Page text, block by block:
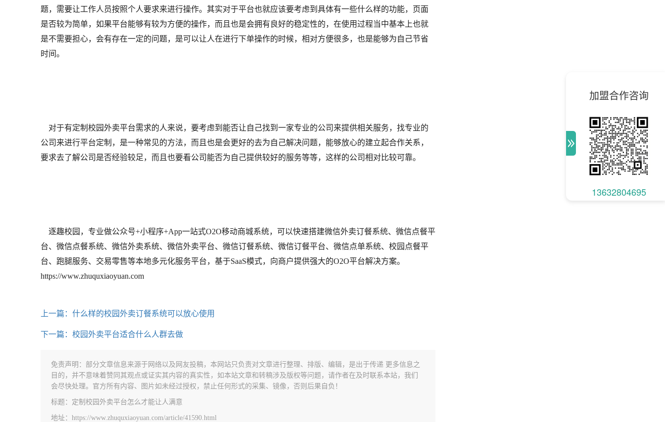
加盟合作咨询
13632804695
题，需要让工作人员按照个人要求来进行操作。其实对于平台也就应该要考虑到具体有一些什么样的功能，页面
是否较为简单，如果平台能够有较为方便的操作，而且也是会拥有良好的稳定性的，在使用过程当中基本上也就
是不需要担心，会有存在一定的问题，是可以让人在进行下单操作的时候，相对方便很多，也是能够为自己节省
时间。
对于有定制校园外卖平台需求的人来说，要考虑到能否让自己找到一家专业的公司来提供相关服务，找专业的
公司来进行平台定制，是一种常见的方法，而且也是会更好的去为自己解决问题，能够放心的建立起合作关系，
要求去了解公司是否经验较足，而且也要看公司能否为自己提供较好的服务等等，这样的公司相对比较可靠。
逐趣校园，专业做公众号+小程序+App一站式O2O移动商城系统，可以快速搭建微信外卖订餐系统、微信点餐平
台、微信点餐系统、微信外卖系统、微信外卖平台、微信订餐系统、微信订餐平台、微信点单系统、校园点餐平
台、跑腿服务、交易零售等本地多元化服务平台，基于SaaS模式，向商户提供强大的O2O平台解决方案。
https://www.zhuquxiaoyuan.com
上一篇：什么样的校园外卖订餐系统可以放心使用
下一篇：校园外卖平台适合什么人群去做
免责声明：部分文章信息来源于网络以及网友投稿，本网站只负责对文章进行整理、排版、编辑，是出于传递 更多信息之
目的，并不意味着赞同其观点或证实其内容的真实性，如本站文章和转稿涉及版权等问题，请作者在及时联系本站，我们
会尽快处理。官方所有内容、图片如未经过授权，禁止任何形式的采集、镜像，否则后果自负！
标题：定制校园外卖平台怎么才能让人满意
地址：https://www.zhuquxiaoyuan.com/article/41590.html